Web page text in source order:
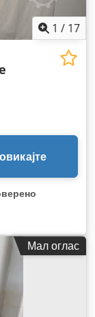
1 / 17
Мал оглас